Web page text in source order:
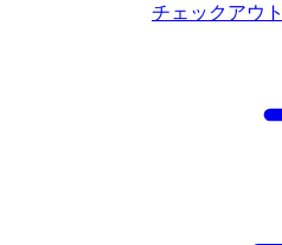
チェックアウト